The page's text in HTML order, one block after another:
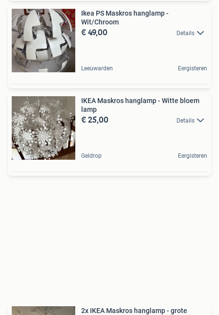
Ikea PS Maskros hanglamp -
Wit/Chroom
€ 49,00 Details
Leeuwarden Eergisteren
IKEA Maskros hanglamp - Witte bloem
lamp
€ 25,00 Details
Geldrop Eergisteren
2x IKEA Maskros hanglamp - grote